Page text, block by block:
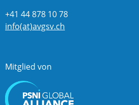
+41 44 878 10 78
info(at)avgsv.ch
Mitglied von